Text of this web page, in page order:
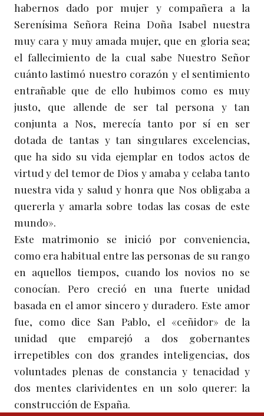
habernos dado por mujer y compañera a la
Serenísima Señora Reina Doña Isabel nuestra
muy cara y muy amada mujer, que en gloria sea;
el fallecimiento de la cual sabe Nuestro Señor
cuánto lastimó nuestro corazón y el sentimiento
entrañable que de ello hubimos como es muy
justo, que allende de ser tal persona y tan
conjunta a Nos, merecía tanto por sí en ser
dotada de tantas y tan singulares excelencias,
que ha sido su vida ejemplar en todos actos de
virtud y del temor de Dios y amaba y celaba tanto
nuestra vida y salud y honra que Nos obligaba a
quererla y amarla sobre todas las cosas de este
mundo».
Este matrimonio se inició por conveniencia,
como era habitual entre las personas de su rango
en aquellos tiempos, cuando los novios no se
conocían. Pero creció en una fuerte unidad
basada en el amor sincero y duradero. Este amor
fue, como dice San Pablo, el «ceñidor» de la
unidad que emparejó a dos gobernantes
irrepetibles con dos grandes inteligencias, dos
voluntades plenas de constancia y tenacidad y
dos mentes clarividentes en un solo querer: la
construcción de España.